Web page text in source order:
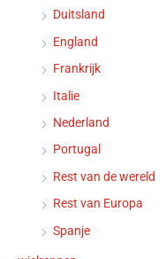
Duitsland
England
Frankrijk
Italie
Nederland
Portugal
Rest van de wereld
Rest van Europa
Spanje